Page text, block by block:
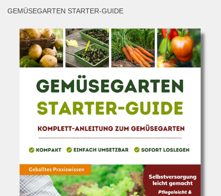
GEMÜSEGARTEN STARTER-GUIDE